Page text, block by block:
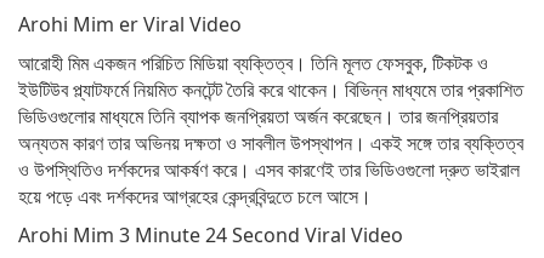
Arohi Mim er Viral Video
আরোহী মিম একজন পরিচিত মিডিয়া ব্যক্তিত্ব। তিনি মূলত ফেসবুক, টিকটক ও
ইউটিউব প্ল্যাটফর্মে নিয়মিত কনটেন্ট তৈরি করে থাকেন। বিভিন্ন মাধ্যমে তার প্রকাশিত
ভিডিওগুলোর মাধ্যমে তিনি ব্যাপক জনপ্রিয়তা অর্জন করেছেন। তার জনপ্রিয়তার
অন্যতম কারণ তার অভিনয় দক্ষতা ও সাবলীল উপস্থাপন। একই সঙ্গে তার ব্যক্তিত্ব
ও উপস্থিতিও দর্শকদের আকর্ষণ করে। এসব কারণেই তার ভিডিওগুলো দ্রুত ভাইরাল
হয়ে পড়ে এবং দর্শকদের আগ্রহের কেন্দ্রবিন্দুতে চলে আসে।
Arohi Mim 3 Minute 24 Second Viral Video